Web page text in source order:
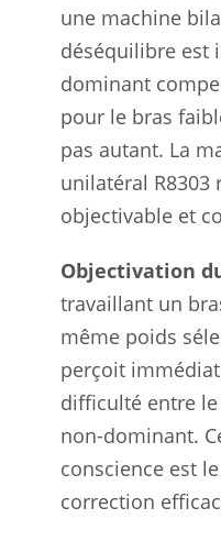
une machine
déséquilibre est
dominant
pour le bras
pas autant. La
unilatéral R8303
objectivable et
Objectivation
travaillant un
même poids
perçoit
difficulté entre
non-dominant.
conscience est
correction